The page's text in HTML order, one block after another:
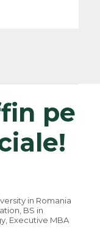
pe
in Romania
BS in
Executive MBA